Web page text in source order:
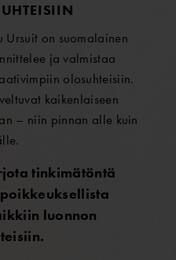
Ursuit on suomalainen
ja valmistaa
olosuhteisiin.
kaikenlaiseen
– niin pinnan alle kuin
tinkimätöntä
luonnon